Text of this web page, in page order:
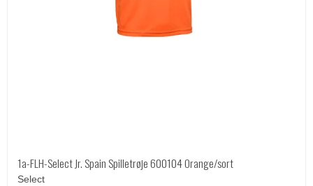
1a-FLH-Select Jr. Spain Spilletrøje 600104 Orange/sort
Select